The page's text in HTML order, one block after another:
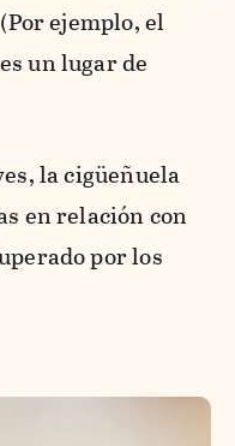
ejemplo, el
un lugar de
la cigüeñuela
en relación con
por los